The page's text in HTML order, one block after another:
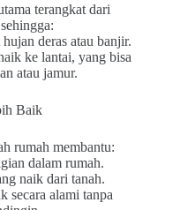
terangkat dari
deras atau banjir.
ke lantai, yang bisa
atau jamur.
Baik
rumah membantu:
dalam rumah.
naik dari tanah.
secara alami tanpa